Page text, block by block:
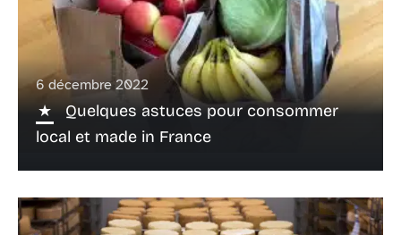
6 décembre 2022
Quelques astuces pour consommer
local et made in France